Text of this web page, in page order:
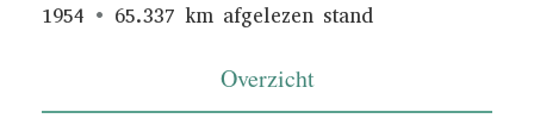
1954 65.337 km afgelezen stand
Overzicht